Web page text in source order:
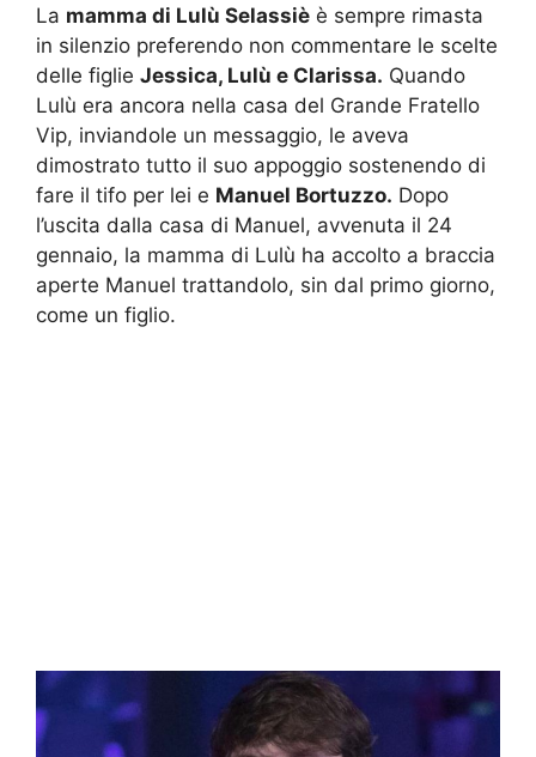
La mamma di Lulù Selassiè è sempre rimasta
in silenzio preferendo non commentare le scelte
delle figlie Jessica, Lulù e Clarissa. Quando
Lulù era ancora nella casa del Grande Fratello
Vip, inviandole un messaggio, le aveva
dimostrato tutto il suo appoggio sostenendo di
fare il tifo per lei e Manuel Bortuzzo. Dopo
l’uscita dalla casa di Manuel, avvenuta il 24
gennaio, la mamma di Lulù ha accolto a braccia
aperte Manuel trattandolo, sin dal primo giorno,
come un figlio.